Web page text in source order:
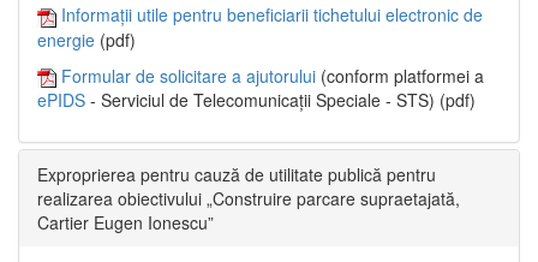
Informații utile pentru beneficiarii tichetului electronic de
energie (pdf)
Formular de solicitare a ajutorului (conform platformei a
ePIDS - Serviciul de Telecomunicații Speciale - STS) (pdf)
Exproprierea pentru cauză de utilitate publică pentru
realizarea obiectivului „Construire parcare supraetajată,
Cartier Eugen Ionescu”